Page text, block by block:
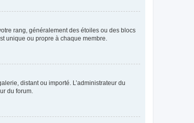
rang, généralement des étoiles ou des blocs
unique ou propre à chaque membre.
distant ou importé. L’administrateur du
du forum.